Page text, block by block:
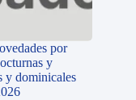
por
y
y dominicales